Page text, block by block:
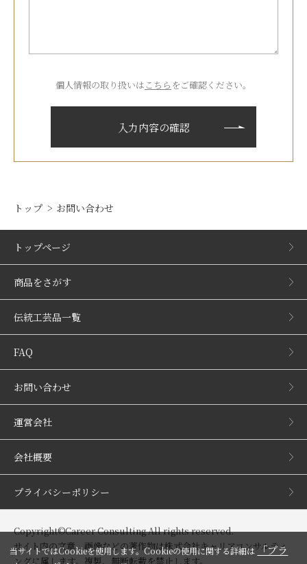
個人情報の取り扱いはこちら をご確認ください。
トップ お問い合わせ
トップページ
商品をさがす
伝統工芸品一覧
FAQ
お問い合わせ
運営会社
会社概要
プライバシーポリシー
Copyright©Career Consulting All rights reserved.
サイト内の文章、画像などの著作物は株式会社キャリアコンサルティ
ングに属します。複製、無断転載を禁止します。
当サイトではCookieを使用します。Cookieの使用に関する詳細は「プラ